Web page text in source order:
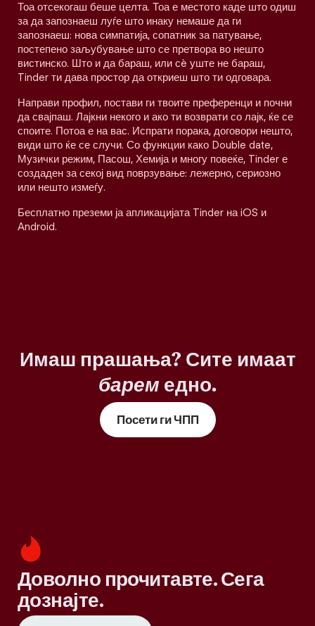
Тоа отсекогаш беше целта. Тоа е местото каде што одиш
за да запознаеш луѓе што инаку немаше да ги
запознаеш: нова симпатија, сопатник за патување,
постепено заљубување што се претвора во нешто
вистинско. Што и да бараш, или сè уште не бараш,
Tinder ти дава простор да откриеш што ти одговара.
Направи профил, постави ги твоите преференци и почни
да свајпаш. Лајкни некого и ако ти возврати со лајк, ќе се
споите. Потоа е на вас. Испрати порака, договори нешто,
види што ќе се случи. Со функции како Double date,
Музички режим, Пасош, Хемија и многу повеќе, Tinder е
создаден за секој вид поврзување: лежерно, сериозно
или нешто измеѓу.
Бесплатно преземи ја апликацијата Tinder на iOS и
Android.
Имаш прашања? Сите имаат
барем едно.
Посети ги ЧПП
Доволно прочитавте. Сега
дознајте.